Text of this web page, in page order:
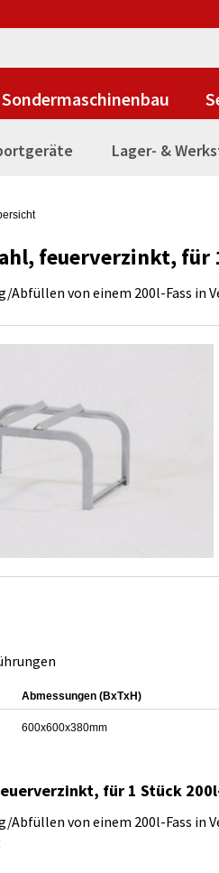
Sondermaschinenbau
Lager- &
feuerverzinkt, für
Abfüllen von einem 200l-Fass in
Abmessungen (BxTxH)
600x600x380mm
für 1 Stück
Abfüllen von einem 200l-Fass in